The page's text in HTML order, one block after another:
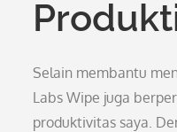
Selain membantu
Labs Wipe juga
produktivitas saya.